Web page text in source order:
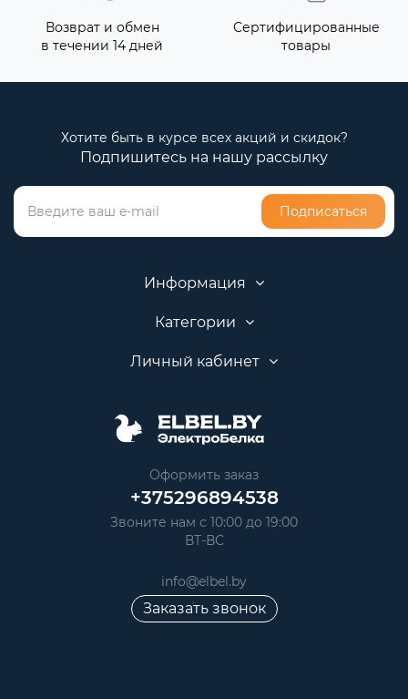
Возврат и обмен
в течении 14 дней
Сертифицированные
товары
Хотите быть в курсе всех акций и скидок?
Подпишитесь на нашу рассылку
Подписаться
Информация
Категории
Личный кабинет
Оформить заказ
+375296894538
Звоните нам с 10:00 до 19:00
ВТ-ВС
info@elbel.by
Заказать звонок